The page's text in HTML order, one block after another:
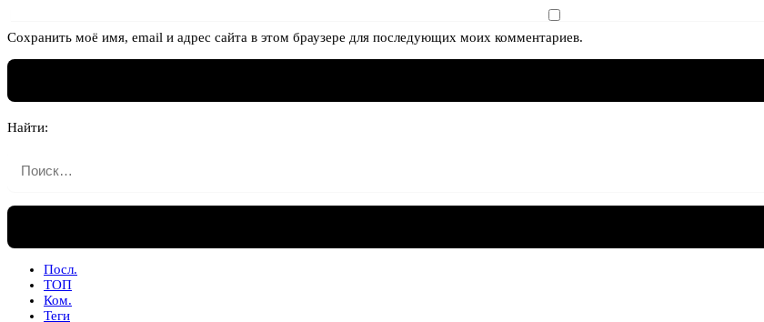
Сохранить моё имя, email и адрес сайта в этом браузере для последующих моих комментариев.
Найти:
Посл.
ТОП
Ком.
Теги